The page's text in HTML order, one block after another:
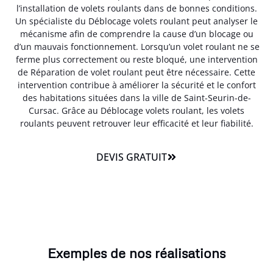
l’installation de volets roulants dans de bonnes conditions.
Un spécialiste du Déblocage volets roulant peut analyser le
mécanisme afin de comprendre la cause d’un blocage ou
d’un mauvais fonctionnement. Lorsqu’un volet roulant ne se
ferme plus correctement ou reste bloqué, une intervention
de Réparation de volet roulant peut être nécessaire. Cette
intervention contribue à améliorer la sécurité et le confort
des habitations situées dans la ville de Saint-Seurin-de-
Cursac. Grâce au Déblocage volets roulant, les volets
roulants peuvent retrouver leur efficacité et leur fiabilité.
DEVIS GRATUIT
Exemples de nos réalisations